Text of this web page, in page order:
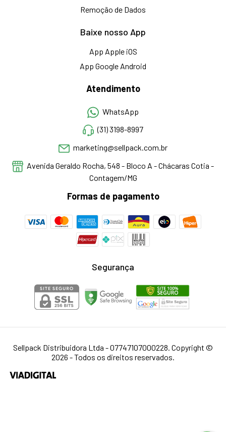
Remoção de Dados
Baixe nosso App
App Apple iOS
App Google Android
Atendimento
WhatsApp
(31) 3198-8997
marketing@sellpack.com.br
Avenida Geraldo Rocha, 548 - Bloco A - Chácaras Cotia -
Contagem/MG
Formas de pagamento
Segurança
Sellpack Distribuidora Ltda - 07747107000228. Copyright ©
2026 - Todos os direitos reservados.